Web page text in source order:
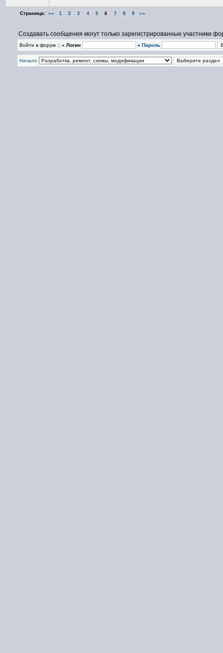
Страница: «« 1 2 3 4 5 6 7 8 9 »»
Создавать сообщения могут только зарегистрированные участники
Войти в форум :: » Логин » Пароль
Начало